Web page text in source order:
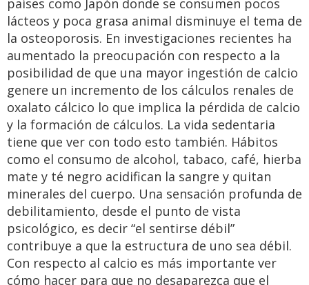
países como Japón donde se consumen pocos
lácteos y poca grasa animal disminuye el tema de
la osteoporosis. En investigaciones recientes ha
aumentado la preocupación con respecto a la
posibilidad de que una mayor ingestión de calcio
genere un incremento de los cálculos renales de
oxalato cálcico lo que implica la pérdida de calcio
y la formación de cálculos. La vida sedentaria
tiene que ver con todo esto también. Hábitos
como el consumo de alcohol, tabaco, café, hierba
mate y té negro acidifican la sangre y quitan
minerales del cuerpo. Una sensación profunda de
debilitamiento, desde el punto de vista
psicológico, es decir “el sentirse débil”
contribuye a que la estructura de uno sea débil.
Con respecto al calcio es más importante ver
cómo hacer para que no desaparezca que el